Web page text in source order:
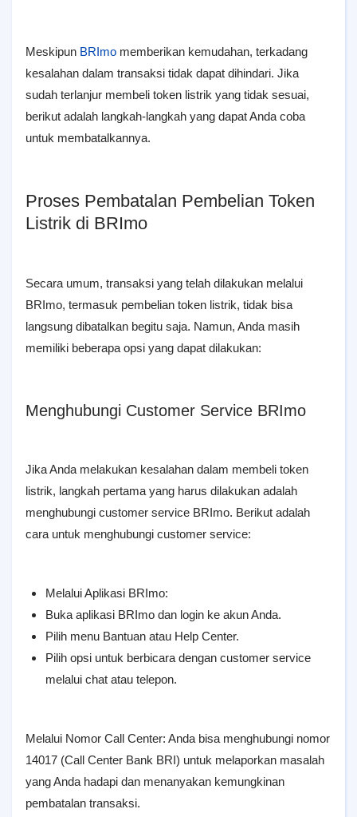
Meskipun BRImo memberikan kemudahan, terkadang
kesalahan dalam transaksi tidak dapat dihindari. Jika
sudah terlanjur membeli token listrik yang tidak sesuai,
berikut adalah langkah-langkah yang dapat Anda coba
untuk membatalkannya.
Proses Pembatalan Pembelian Token
Listrik di BRImo
Secara umum, transaksi yang telah dilakukan melalui
BRImo, termasuk pembelian token listrik, tidak bisa
langsung dibatalkan begitu saja. Namun, Anda masih
memiliki beberapa opsi yang dapat dilakukan:
Menghubungi Customer Service BRImo
Jika Anda melakukan kesalahan dalam membeli token
listrik, langkah pertama yang harus dilakukan adalah
menghubungi customer service BRImo. Berikut adalah
cara untuk menghubungi customer service:
Melalui Aplikasi BRImo:
Buka aplikasi BRImo dan login ke akun Anda.
Pilih menu Bantuan atau Help Center.
Pilih opsi untuk berbicara dengan customer service
melalui chat atau telepon.
Melalui Nomor Call Center: Anda bisa menghubungi nomor
14017 (Call Center Bank BRI) untuk melaporkan masalah
yang Anda hadapi dan menanyakan kemungkinan
pembatalan transaksi.